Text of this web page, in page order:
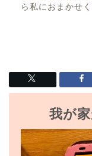
ら私におまかせ
我が